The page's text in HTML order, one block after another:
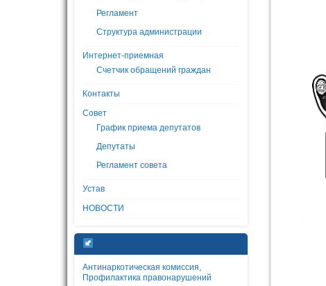
Регламент
Структура администрации
Интернет-приемная
Счетчик обращений граждан
Контакты
Совет
График приема депутатов
Депутаты
Регламент совета
Устав
НОВОСТИ
Антинаркотическая комиссия,
Профилактика правонарушений